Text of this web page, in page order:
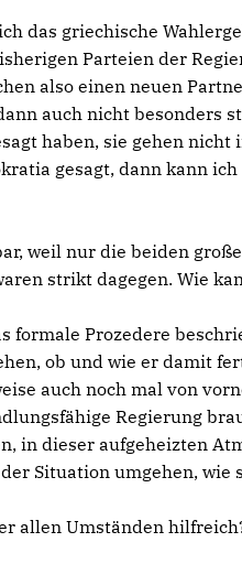
das griechische
Parteien der
also einen neuen
auch nicht besonders
haben, sie gehen
gesagt, dann kann
weil nur die beiden
strikt dagegen. Wie
formale Prozedere
ob und wie er damit
auch noch mal von
Regierung
in dieser aufgeheizten
Situation umgehen, wie
allen Umständen